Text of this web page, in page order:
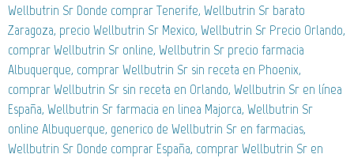
Wellbutrin Sr Donde comprar Tenerife, Wellbutrin Sr barato
Zaragoza, precio Wellbutrin Sr Mexico, Wellbutrin Sr Precio Orlando,
comprar Wellbutrin Sr online, Wellbutrin Sr precio farmacia
Albuquerque, comprar Wellbutrin Sr sin receta en Phoenix,
comprar Wellbutrin Sr sin receta en Orlando, Wellbutrin Sr en línea
España, Wellbutrin Sr farmacia en linea Majorca, Wellbutrin Sr
online Albuquerque, generico de Wellbutrin Sr en farmacias,
Wellbutrin Sr Donde comprar España, comprar Wellbutrin Sr en